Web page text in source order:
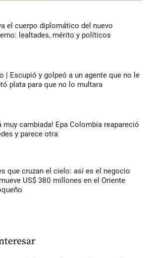
el cuerpo diplomático del nuevo
lealtades, mérito y políticos
| Escupió y golpeó a un agente que no le
plata para que no lo multara
muy cambiada! Epa Colombia reapareció
y parece otra
que cruzan el cielo: así es el negocio
US$ 380 millones en el Oriente